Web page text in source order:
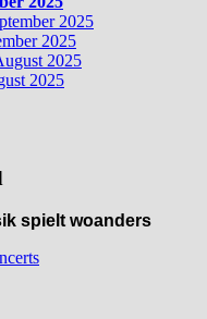
2025
2025
spielt woanders